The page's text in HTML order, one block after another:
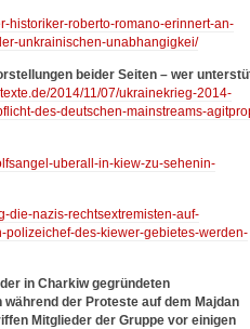
historiker-roberto-romano-erinnert-an-
unkrainischen-unabhangigkei/
beider Seiten – wer
2014/11/07/ukrainekrieg-2014-
des-deutschen-mainstreams-
uberall-in-kiew-zu-sehenin-
die-nazis-rechtsextremisten-auf-
des-kiewer-gebietes-werden-
in Charkiw gegründeten
der Proteste auf dem Majdan
Mitglieder der Gruppe vor einigen